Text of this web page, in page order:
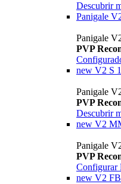
Descubrir
Panigale
Panigale
PVP
new V2 S
Panigale
PVP
Descubrir
new V2
Panigale
PVP
Configurar
new V2